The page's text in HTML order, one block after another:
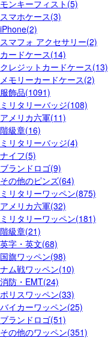
モンキーフィスト(5)
スマホケース(3)
iPhone(2)
スマフォ アクセサリー(2)
カードケース(14)
クレジットカードケース(13)
メモリーカードケース(2)
服飾品(1091)
ミリタリーバッジ(108)
アメリカ六軍(11)
階級章(16)
ミリタリーバッジ(4)
ナイフ(5)
ブランドロゴ(9)
その他のピンズ(64)
ミリタリーワッペン(875)
アメリカ六軍(32)
ミリタリーワッペン(181)
階級章(21)
英字・英文(68)
国旗ワッペン(98)
ナム戦ワッペン(10)
消防・EMT(24)
ポリスワッペン(33)
バイカーワッペン(25)
ブランドロゴ(51)
その他のワッペン(351)